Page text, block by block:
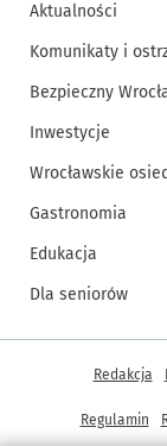
Aktualności
Komunikaty i
Bezpieczny
Inwestycje
Wrocławskie
Gastronomia
Edukacja
Dla seniorów
Inne
Redakcja
Regulamin